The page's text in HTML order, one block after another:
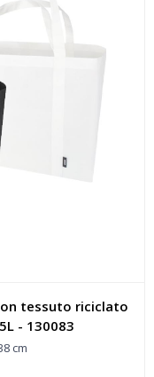
tessuto riciclato
- 130083
cm